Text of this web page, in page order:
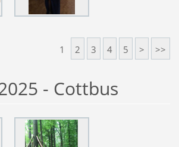
1 2 3 4 5 > >>
- Cottbus